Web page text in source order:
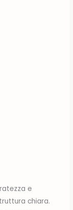
e
chiara.